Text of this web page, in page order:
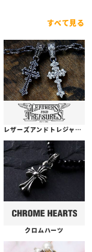
すべて見る
レザーズアンドトレジャーズ
クロムハーツ